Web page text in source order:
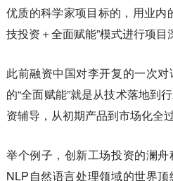
优质的科学家项目标的，用业内
技投资＋全面赋能”模式进行项目
此前融资中国对李开复的一次
的“全面赋能”就是从技术落地到
资辅导，从初期产品到市场化全
举个例子，创新工场投资的澜
NLP自然语言处理领域的世界